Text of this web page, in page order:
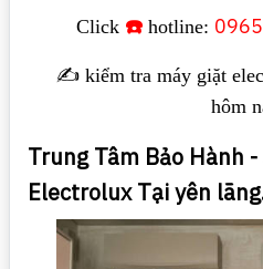
Click ☎️hotline:
✍️ kiểm tra máy giặt
hôm
Trung Tâm Bảo Hành
Electrolux Tại yên